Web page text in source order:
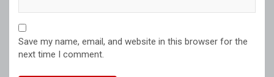
Save my name, email, and website in this browser for the
next time I comment.